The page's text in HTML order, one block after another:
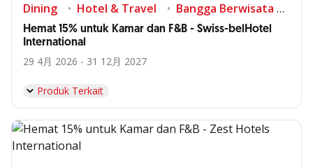
Dining Hotel & Travel Bangga Berwisata di Indonesia
Hemat 15% untuk Kamar dan F&B - Swiss-belHotel
International
29 4月 2026 - 31 12月 2027
Produk Terkait